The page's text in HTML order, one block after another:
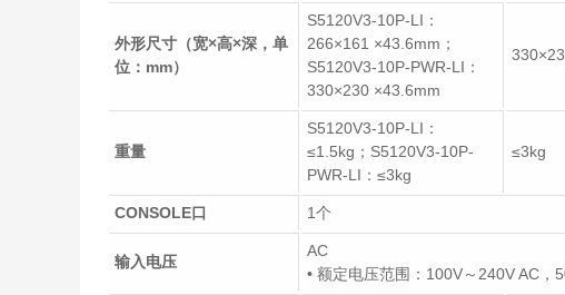
外形尺寸（宽×高×深，单
位：mm）
S5120V3-10P-LI：
266×161 ×43.6mm；
S5120V3-10P-PWR-LI：
330×230 ×43.6mm
重量
S5120V3-10P-LI：
≤1.5kg；S5120V3-10P-
PWR-LI：≤3kg
≤3kg
CONSOLE口 1个
输入电压
AC
• 额定电压范围：100V～240V AC，